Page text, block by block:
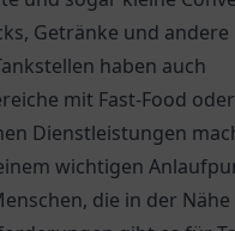
Getränke und
haben auch
mit Fast-Food
Dienstleistungen
wichtigen
die in der